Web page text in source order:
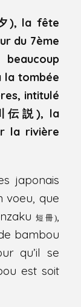
), la fête
du 7ème
la tombée
, intitulé
伝説), la
la rivière
japonais
voeu, que
短冊)
bambou
qu’il se
est soit